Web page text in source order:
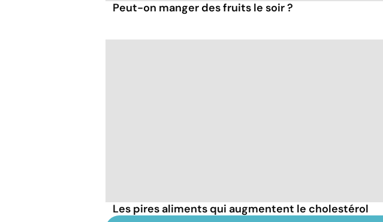
Peut-on manger des fruits le soir ?
Les pires aliments qui augmentent le cholestérol